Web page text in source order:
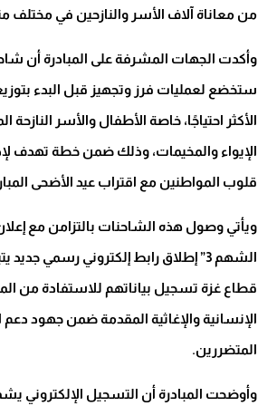
من معاناة آلاف الأسر والنازحين في مختلف
وأكدت الجهات المشرفة على المبادرة أن
ستخضع لعمليات فرز وتجهيز قبل البدء
الأكثر احتياجًا، خاصة الأطفال والأسر النازحة
الإيواء والمخيمات، وذلك ضمن خطة تهدف
قلوب المواطنين مع اقتراب عيد الأضحى
ويأتي وصول هذه الشاحنات بالتزامن مع
الشهم 3” إطلاق رابط إلكتروني رسمي
قطاع غزة تسجيل بياناتهم للاستفادة من
الإنسانية والإغاثية المقدمة ضمن جهود
المتضررين.
وأوضحت المبادرة أن التسجيل الإلكتروني